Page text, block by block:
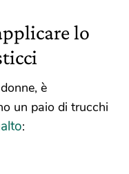
lo
è
un paio di trucchi
: